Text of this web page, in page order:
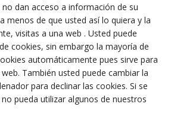
dan acceso a información de su
menos de que usted así lo quiera y la
visitas a una web . Usted puede
cookies, sin embargo la mayoría de
automáticamente pues sirve para
También usted puede cambiar la
para declinar las cookies. Si se
pueda utilizar algunos de nuestros